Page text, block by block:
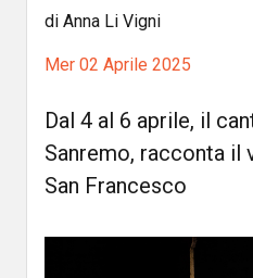
di Anna Li Vigni
Mer 02 Aprile 2025
Dal 4 al 6 aprile, il
Sanremo, racconta
San Francesco